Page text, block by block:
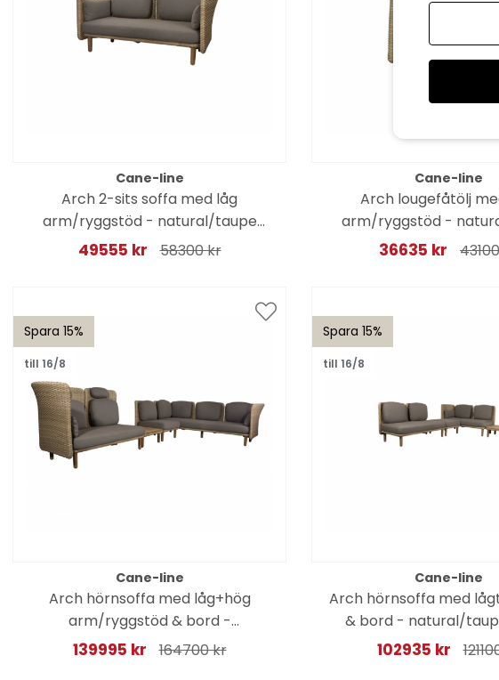
Cane-line
Arch 2-sits soffa med låg
arm/ryggstöd - natural/taupe
dynor
49555 kr 58300 kr
Cane-line
Arch lougefåtölj
arm/ryggstöd -
dynor
36635 kr
Spara 15%
till 16/8
Cane-line
Arch hörnsoffa med låg+hög
arm/ryggstöd & bord -
natural/taupe dynor
139995 kr 164700 kr
Spara 15%
till 16/8
Cane-line
Arch hörnsoffa med
& bord - natural/
102935 kr